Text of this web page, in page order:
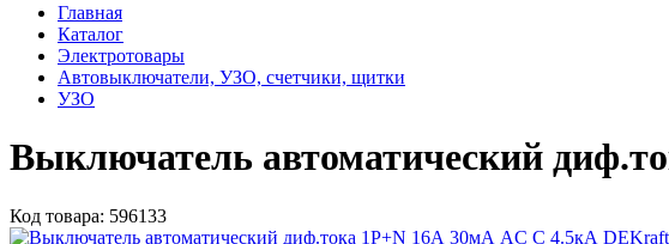
Главная
Каталог
Электротовары
Автовыключатели, УЗО, счетчики, щитки
УЗО
Выключатель автоматический
Код товара: 596133